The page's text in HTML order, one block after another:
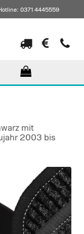
0371 4445559
mit
2003 bis